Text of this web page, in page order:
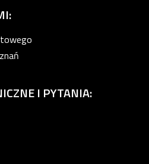
I PYTANIA: